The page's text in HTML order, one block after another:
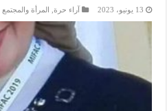
13 يونيو، 2023 آراء حرة المرأة والمجتمع